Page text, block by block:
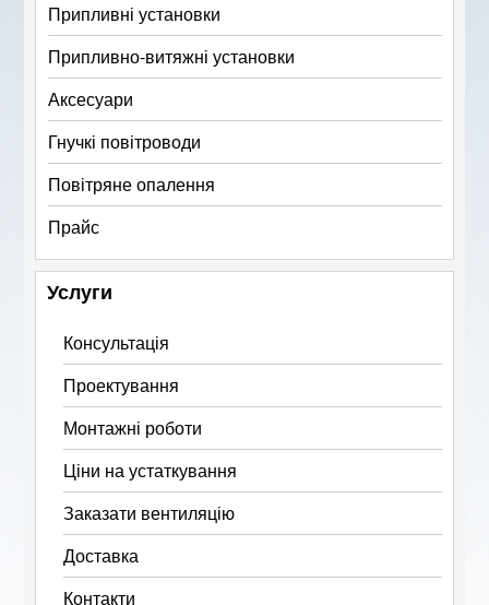
Припливні установки
Припливно-витяжні установки
Аксесуари
Гнучкі повітроводи
Повітряне опалення
Прайс
Услуги
Консультація
Проектування
Монтажні роботи
Ціни на устаткування
Заказати вентиляцію
Доставка
Контакти